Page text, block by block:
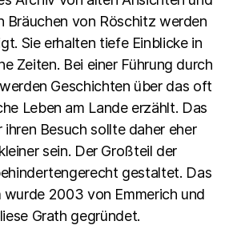
Bräuchen von Röschitz werden
Sie erhalten tiefe Einblicke in
Zeiten. Bei einer Führung durch
Geschichten über das oft
Leben am Lande erzählt. Das
Besuch sollte daher eher
sein. Der Großteil der
gestaltet. Das
2003 von Emmerich und
Grath gegründet.